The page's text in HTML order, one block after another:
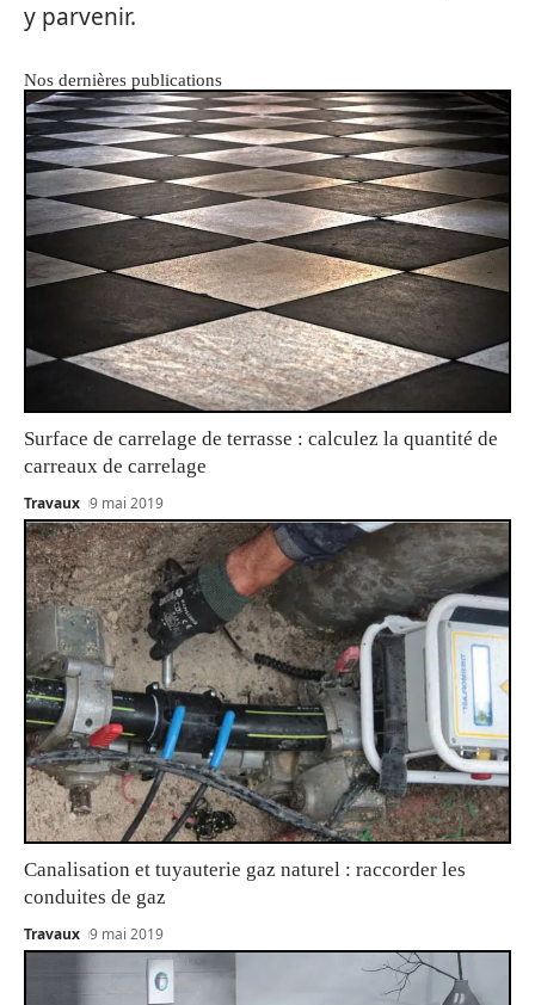
y parvenir.
Nos dernières publications
Surface de carrelage de terrasse : calculez la quantité de
carreaux de carrelage
Travaux 9 mai 2019
Canalisation et tuyauterie gaz naturel : raccorder les
conduites de gaz
Travaux 9 mai 2019